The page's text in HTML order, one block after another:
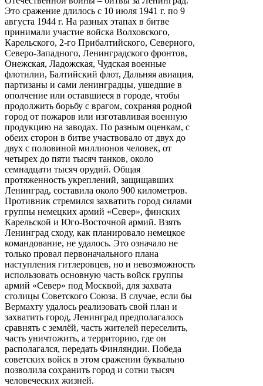
Это сражение длилось с 10 июля 1941 г. по 9
августа 1944 г. На разных этапах в битве
принимали участие войска Волховского,
Карельского, 2-го Прибалтийского, Северного,
Северо-Западного, Ленинградского фронтов,
Онежская, Ладожская, Чудская военные
флотилии, Балтийский флот, Дальняя авиация,
партизаны и сами ленинградцы, ушедшие в
ополчение или оставшиеся в городе, чтобы
продолжить борьбу с врагом, сохраняя родной
город от пожаров или изготавливая военную
продукцию на заводах. По разным оценкам, с
обеих сторон в битве участвовало от двух до
двух с половиной миллионов человек, от
четырех до пяти тысяч танков, около
семнадцати тысяч орудий. Общая
протяженность укреплений, защищавших
Ленинград, составила около 900 километров.
Противник стремился захватить город силами
группы немецких армий «Север», финских
Карельской и Юго-Восточной армий. Взять
Ленинград сходу, как планировало немецкое
командование, не удалось. Это означало не
только провал первоначального плана
наступления гитлеровцев, но и невозможность
использовать основную часть войск группы
армий «Север» под Москвой, для захвата
столицы Советского Союза. В случае, если бы
Вермахту удалось реализовать свой план и
захватить город, Ленинград предполагалось
сравнять с землёй, часть жителей переселить,
часть уничтожить, а территорию, где он
располагался, передать Финляндии. Победа
советских войск в этом сражении буквально
позволила сохранить город и сотни тысяч
человеческих жизней.